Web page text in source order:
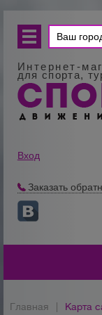
Ваш
Интернет-
для спорта,
Вход
Заказать
Главная Карта